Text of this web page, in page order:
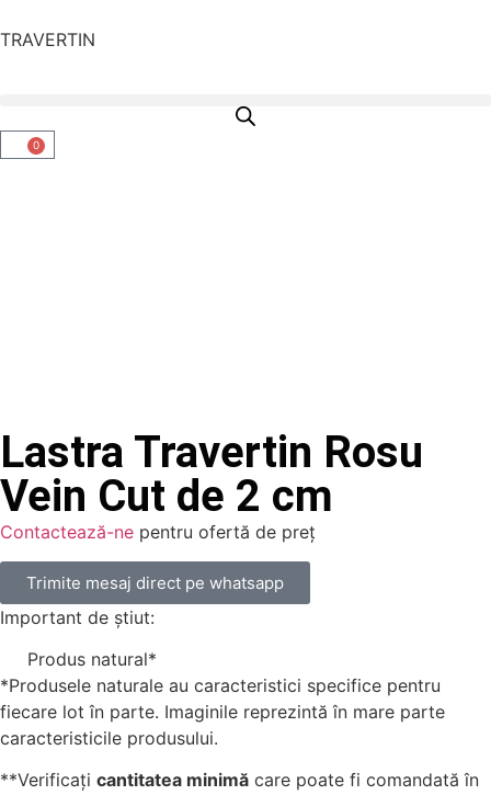
TRAVERTIN
0
Lastra Travertin Rosu
Vein Cut de 2 cm
Contactează-ne pentru ofertă de preț
Trimite mesaj direct pe whatsapp
Important de știut:
Produs natural*
*Produsele naturale au caracteristici specifice pentru
fiecare lot în parte. Imaginile reprezintă în mare parte
caracteristicile produsului.
**Verificați cantitatea minimă care poate fi comandată în